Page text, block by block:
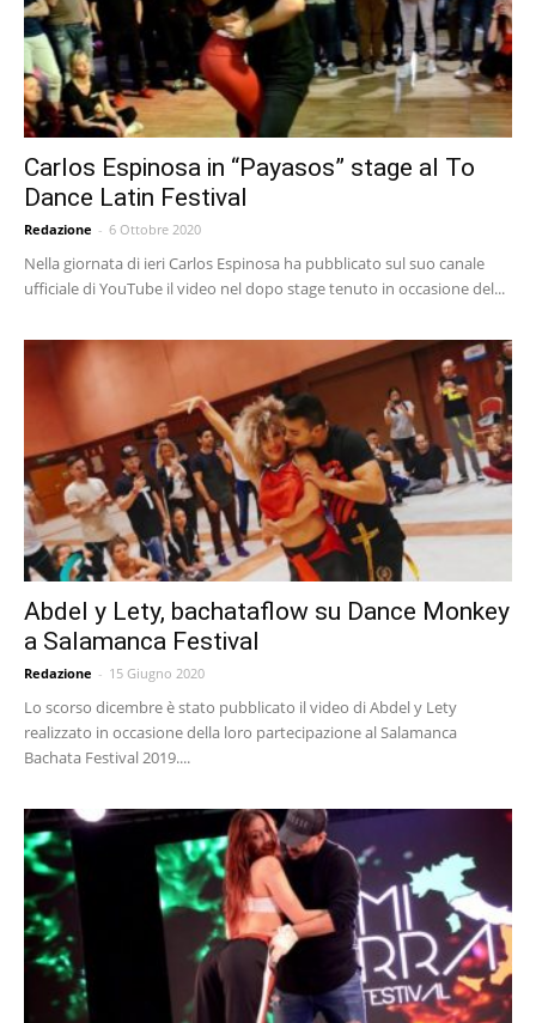
Carlos Espinosa in “Payasos” stage al To
Dance Latin Festival
Redazione - 6 Ottobre 2020
Nella giornata di ieri Carlos Espinosa ha pubblicato sul suo canale
ufficiale di YouTube il video nel dopo stage tenuto in occasione del...
Abdel y Lety, bachataflow su Dance Monkey
a Salamanca Festival
Redazione - 15 Giugno 2020
Lo scorso dicembre è stato pubblicato il video di Abdel y Lety
realizzato in occasione della loro partecipazione al Salamanca
Bachata Festival 2019....